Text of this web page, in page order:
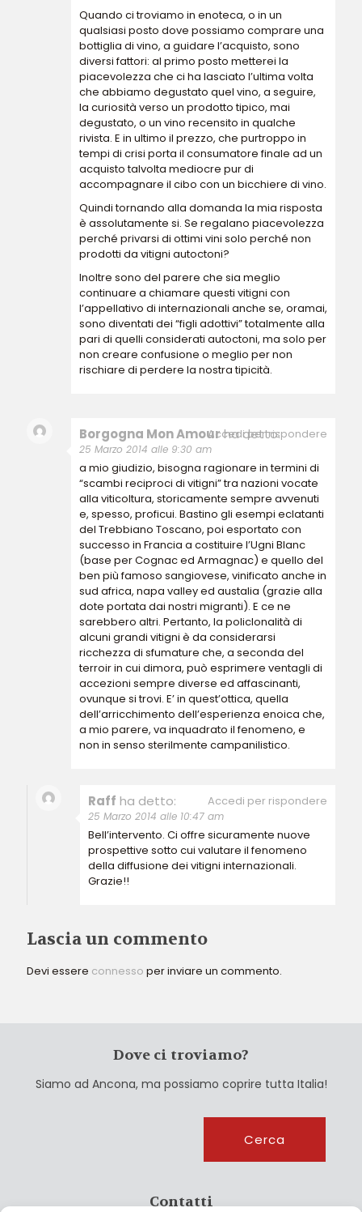
Quando ci troviamo in enoteca, o in un
qualsiasi posto dove possiamo comprare una
bottiglia di vino, a guidare l’acquisto, sono
diversi fattori: al primo posto metterei la
piacevolezza che ci ha lasciato l’ultima volta
che abbiamo degustato quel vino, a seguire,
la curiosità verso un prodotto tipico, mai
degustato, o un vino recensito in qualche
rivista. E in ultimo il prezzo, che purtroppo in
tempi di crisi porta il consumatore finale ad un
acquisto talvolta mediocre pur di
accompagnare il cibo con un bicchiere di vino.
Quindi tornando alla domanda la mia risposta
è assolutamente si. Se regalano piacevolezza
perché privarsi di ottimi vini solo perché non
prodotti da vitigni autoctoni?
Inoltre sono del parere che sia meglio
continuare a chiamare questi vitigni con
l’appellativo di internazionali anche se, oramai,
sono diventati dei “figli adottivi” totalmente alla
pari di quelli considerati autoctoni, ma solo per
non creare confusione o meglio per non
rischiare di perdere la nostra tipicità.
Borgogna Mon Amourha detto:
25 Marzo 2014 alle 9:30 am
a mio giudizio, bisogna ragionare in termini di
“scambi reciproci di vitigni” tra nazioni vocate
alla viticoltura, storicamente sempre avvenuti
e, spesso, proficui. Bastino gli esempi eclatanti
del Trebbiano Toscano, poi esportato con
successo in Francia a costituire l’Ugni Blanc
(base per Cognac ed Armagnac) e quello del
ben più famoso sangiovese, vinificato anche in
sud africa, napa valley ed austalia (grazie alla
dote portata dai nostri migranti). E ce ne
sarebbero altri. Pertanto, la policlonalità di
alcuni grandi vitigni è da considerarsi
ricchezza di sfumature che, a seconda del
terroir in cui dimora, può esprimere ventagli di
accezioni sempre diverse ed affascinanti,
ovunque si trovi. E’ in quest’ottica, quella
dell’arricchimento dell’esperienza enoica che,
a mio parere, va inquadrato il fenomeno, e
non in senso sterilmente campanilistico.
Accedi per rispondere
Raff ha detto:
25 Marzo 2014 alle 10:47 am
Bell’intervento. Ci offre sicuramente nuove
prospettive sotto cui valutare il fenomeno
della diffusione dei vitigni internazionali.
Grazie!!
Accedi per rispondere
Lascia un commento
Devi essere connesso per inviare un commento.
Dove ci troviamo?
Siamo ad Ancona, ma possiamo coprire tutta Italia!
Cerca
Contatti